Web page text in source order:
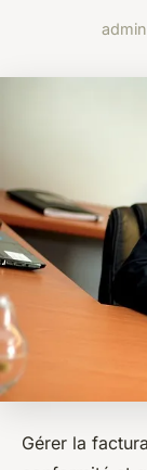
admin
Gérer la